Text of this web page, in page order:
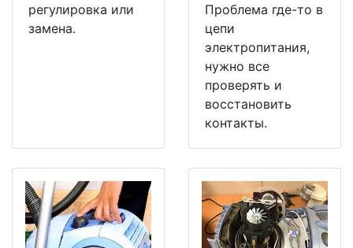
регулировка или
замена.
Проблема где-то в
цепи
электропитания,
нужно все
проверять и
восстановить
контакты.